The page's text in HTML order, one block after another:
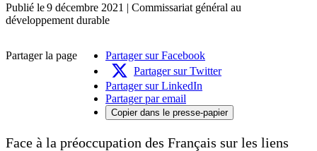
Publié le9 décembre 2021 | Commissariat général au
développement durable
Partager la page
Partager sur Facebook
Partager sur Twitter
Partager sur LinkedIn
Partager par email
Copier dans le presse-papier
Face à la préoccupation des Français sur les liens